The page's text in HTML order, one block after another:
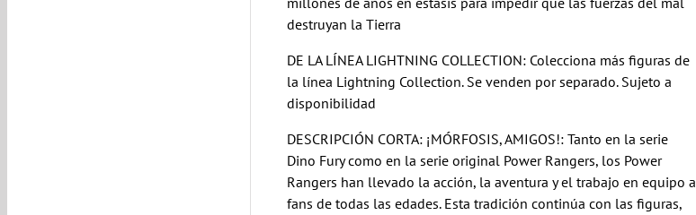
destruyan la Tierra
DE LA LÍNEA LIGHTNING COLLECTION: Colecciona más figuras de
la línea Lightning Collection. Se venden por separado. Sujeto a
disponibilidad
DESCRIPCIÓN CORTA: ¡MÓRFOSIS, AMIGOS!: Tanto en la serie
Dino Fury como en la serie original Power Rangers, los Power
Rangers han llevado la acción, la aventura y el trabajo en equipo a
fans de todas las edades. Esta tradición continúa con las figuras,